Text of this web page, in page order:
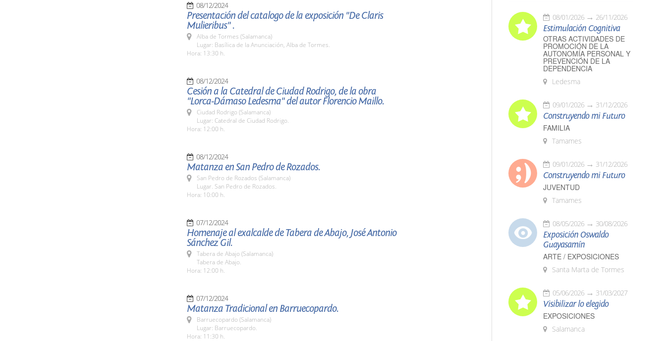
08/12/2024
Presentación del catalogo de la exposición "De Claris
Mulieribus" .
Alba de Tormes (Salamanca)
Lugar: Basílica de la Anunciación, Alba de Tormes.
Hora: 13:30 h.
08/12/2024
Cesión a la Catedral de Ciudad Rodrigo, de la obra
"Lorca-Dámaso Ledesma" del autor Florencio Maillo.
Ciudad Rodrigo (Salamanca)
Lugar: Catedral de Ciudad Rodrigo.
Hora: 12:00 h.
08/12/2024
Matanza en San Pedro de Rozados.
San Pedro de Rozados (Salamanca)
Lugar. San Pedro de Rozados.
Hora: 10:00 h.
07/12/2024
Homenaje al exalcalde de Tabera de Abajo, José Antonio
Sánchez Gil.
Tabera de Abajo (Salamanca)
Tabera de Abajo.
Hora: 12:00 h.
07/12/2024
Matanza Tradicional en Barruecopardo.
Barruecopardo (Salamanca)
Lugar: Barruecopardo.
Hora: 11:30 h.
08/01/2026 26/11/2026
Estimulación Cognitiva
OTRAS ACTIVIDADES DE
PROMOCIÓN DE LA
AUTONOMÍA PERSONAL Y
PREVENCIÓN DE LA
DEPENDENCIA
Ledesma
09/01/2026 31/12/2026
Construyendo mi Futuro
FAMILIA
Tamames
09/01/2026 31/12/2026
Construyendo mi Futuro
JUVENTUD
Tamames
08/05/2026 30/08/2026
Exposición Oswaldo
Guayasamín
ARTE / EXPOSICIONES
Santa Marta de Tormes
05/06/2026 31/03/2027
Visibilizar lo elegido
EXPOSICIONES
Salamanca